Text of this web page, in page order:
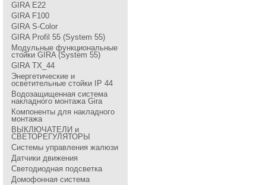
GIRA Е22
GIRA F100
GIRA S-Color
GIRA Profil 55 (System 55)
Модульные функциональные
стойки GIRA (System 55)
GIRA TX_44
Энергетические и
осветительные стойки IP 44
Водозащищенная система
накладного монтажа Gira
Компоненты для накладного
монтажа
ВЫКЛЮЧАТЕЛИ и
СВЕТОРЕГУЛЯТОРЫ
Системы управления жалюзи
Датчики движения
Светодиодная подсветка
Домофонная система